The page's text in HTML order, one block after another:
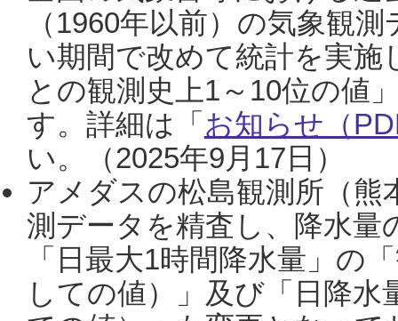
（1960年以前）の気象観
い期間で改めて統計を実
との観測史上1～10位の値
す。詳細は「 お知らせ（
い。（2025年9月17日）
アメダスの松島観測所（熊
測データを精査し、降水
「日最大1時間降水量」の
しての値）」及び「日降